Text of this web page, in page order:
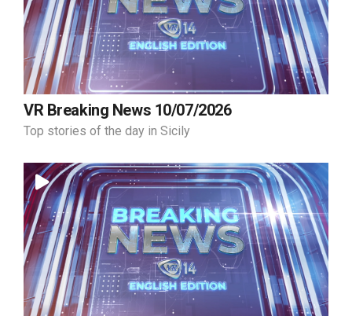
VR Breaking News 10/07/2026
Top stories of the day in Sicily